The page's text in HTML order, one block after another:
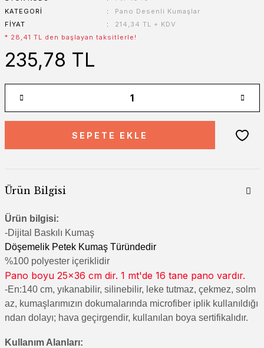
KATEGORI
Pano Desenli Kumaşlar
FIYAT
214,34 TL + KDV
* 28,41 TL den başlayan taksitlerle!
235,78 TL
SEPETE EKLE
Ürün Bilgisi
Ürün bilgisi:
-Dijital Baskılı Kumaş
Döşemelik Petek Kumaş Türündedir
%100 polyester içeriklidir
Pano boyu 25x36 cm dir. 1 mt'de 16 tane pano vardır.
-En:140 cm, yıkanabilir, silinebilir, leke tutmaz, çekmez, solm
az, kumaşlarımızın dokumalarında microfiber iplik kullanıldığı
ndan dolayı; hava geçirgendir, kullanılan boya sertifikalıdır.
Kullanım Alanları: